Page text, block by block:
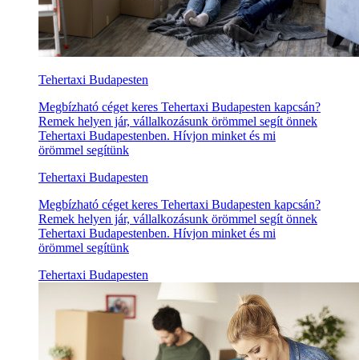
Tehertaxi Budapesten
Megbízható céget keres Tehertaxi Budapesten kapcsán?
Remek helyen jár, vállalkozásunk örömmel segít önnek
Tehertaxi Budapestenben. Hívjon minket és mi
örömmel segítünk
Tehertaxi Budapesten
Megbízható céget keres Tehertaxi Budapesten kapcsán?
Remek helyen jár, vállalkozásunk örömmel segít önnek
Tehertaxi Budapestenben. Hívjon minket és mi
örömmel segítünk
Tehertaxi Budapesten